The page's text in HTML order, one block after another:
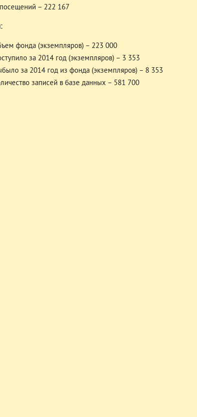
– 222 167
фонда (экземпляров) – 223 000
за 2014 год (экземпляров) – 3 353
за 2014 год из фонда (экземпляров) – 8 353
записей в базе данных – 581 700